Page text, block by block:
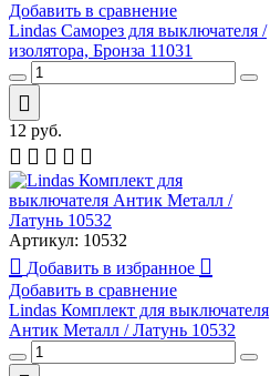
Добавить в сравнение
Lindas Саморез для выключателя /
изолятора, Бронза 11031
12 руб.
Артикул: 10532
Добавить в избранное
Добавить в сравнение
Lindas Комплект для выключателя
Антик Металл / Латунь 10532